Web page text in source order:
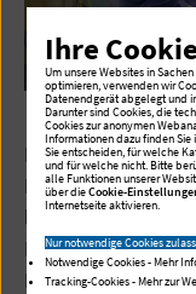
Die Eingriffe
Filmbeiträgen
Kardiologie und
Herzzentrums
Ihre
Um unsere Websites in
optimieren, verwenden wir
Datenendgerät abgelegt und
Darunter sind Cookies, die
Cookies zur anonymen
Informationen dazu finden Sie
Sie entscheiden, für welche
und für welche nicht. Bitte
alle Funktionen unserer
über dieCookie-
Internetseite aktivieren.
Nur notwendige Cookies
Notwendige Cookies - Mehr
Tracking-Cookies - Mehr zur